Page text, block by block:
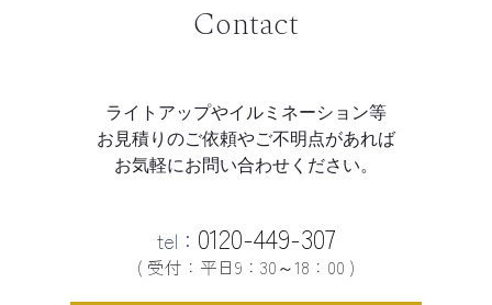
Contact
ライトアップやイルミネーション等
お見積りのご依頼やご不明点があれば
お気軽にお問い合わせください。
tel： 0120-449-307
( 受付：平日9：30～18：00 )